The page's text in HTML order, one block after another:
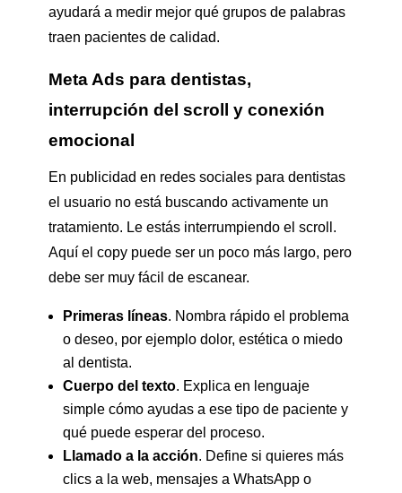
ayudará a medir mejor qué grupos de palabras
traen pacientes de calidad.
Meta Ads para dentistas,
interrupción del scroll y conexión
emocional
En publicidad en redes sociales para dentistas
el usuario no está buscando activamente un
tratamiento. Le estás interrumpiendo el scroll.
Aquí el copy puede ser un poco más largo, pero
debe ser muy fácil de escanear.
Primeras líneas. Nombra rápido el problema
o deseo, por ejemplo dolor, estética o miedo
al dentista.
Cuerpo del texto. Explica en lenguaje
simple cómo ayudas a ese tipo de paciente y
qué puede esperar del proceso.
Llamado a la acción. Define si quieres más
clics a la web, mensajes a WhatsApp o